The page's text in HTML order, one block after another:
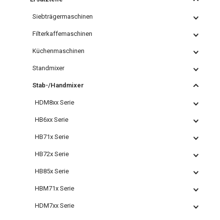
Siebträgermaschinen
Filterkaffemaschinen
Küchenmaschinen
Standmixer
Stab-/Handmixer
HDM8xx Serie
HB6xx Serie
HB71x Serie
HB72x Serie
HB85x Serie
HBM71x Serie
HDM7xx Serie